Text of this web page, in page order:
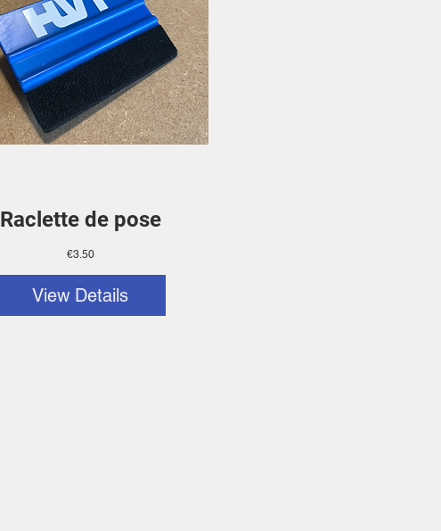
Raclette de pose
€3.50Price
View Details